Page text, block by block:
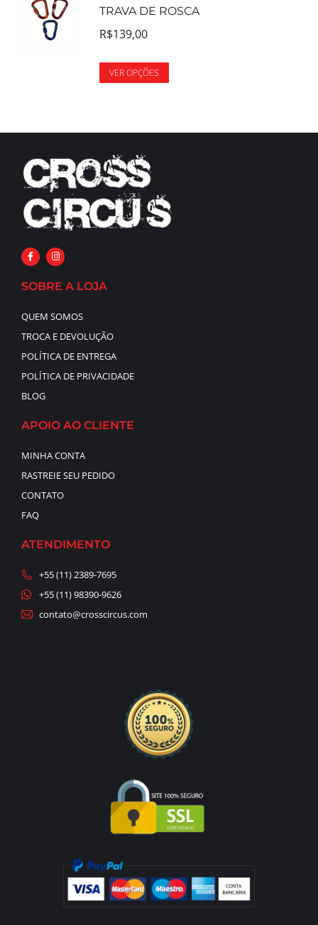
TRAVA DE ROSCA
R$139,00
VER OPÇÕES
SOBRE A LOJA
QUEM SOMOS
TROCA E DEVOLUÇÃO
POLÍTICA DE ENTREGA
POLÍTICA DE PRIVACIDADE
BLOG
APOIO AO CLIENTE
MINHA CONTA
RASTREIE SEU PEDIDO
CONTATO
FAQ
ATENDIMENTO
+55 (11) 2389-7695
+55 (11) 98390-9626
contato@crosscircus.com